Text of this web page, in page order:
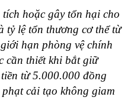
hoặc gây tổn hại cho
tỷ lệ tổn thương cơ thể từ
hạn phòng vệ chính
cần thiết khi bắt giữ
từ 5.000.000 đồng
cải tạo không giam